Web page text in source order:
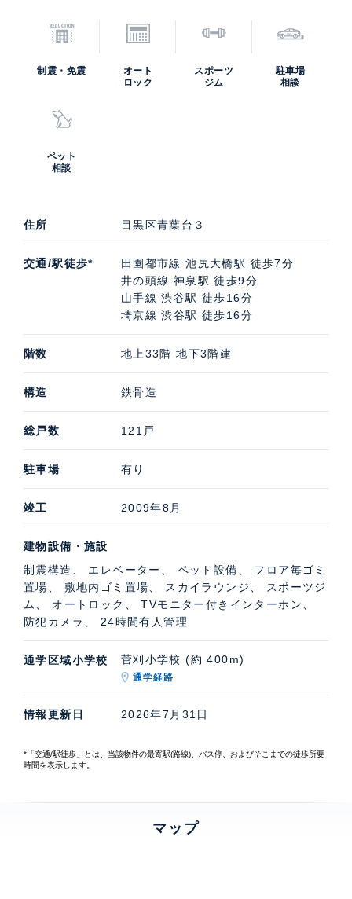
制震・免震
オート
ロック
スポーツ
ジム
駐車場
相談
ペット
相談
住所 目黒区青葉台３
交通/駅徒歩*
田園都市線 池尻大橋駅 徒歩7分
井の頭線 神泉駅 徒歩9分
山手線 渋谷駅 徒歩16分
埼京線 渋谷駅 徒歩16分
階数 地上33階 地下3階建
構造 鉄骨造
総戸数 121戸
駐車場 有り
竣工 2009年8月
建物設備・施設
制震構造、 エレベーター、 ペット設備、 フロア毎ゴミ
置場、 敷地内ゴミ置場、 スカイラウンジ、 スポーツジ
ム、 オートロック、 TVモニター付きインターホン、
防犯カメラ、 24時間有人管理
通学区域小学校 菅刈小学校 (約 400m)
通学経路
情報更新日 2026年7月31日
*「交通/駅徒歩」とは、当該物件の最寄駅(路線)、バス停、およびそこまでの徒歩所要
時間を表示します。
マップ